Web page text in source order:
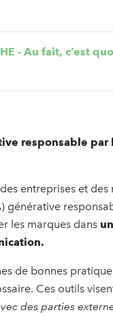
- Au fait, c’est
responsable par
entreprises et
générative
les marques dans
de bonnes
Ces outils
des parties